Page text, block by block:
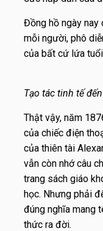
Đồng hồ ngày nay
mỗi người, phô
của bất cứ lứa
Tạo tác tinh tế
Thật vậy, năm
của chiếc điện
của thiên tài
vẫn còn nhớ câu
trang sách giáo
học. Nhưng phải
đúng nghĩa mang
thức ra đời.